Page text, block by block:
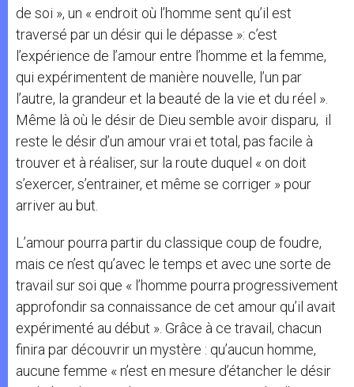
de soi », un « endroit où l’homme sent qu’il est
traversé par un désir qui le dépasse »: c’est
l’expérience de l’amour entre l’homme et la femme,
qui expérimentent de manière nouvelle, l’un par
l’autre, la grandeur et la beauté de la vie et du réel ».
Même là où le désir de Dieu semble avoir disparu, il
reste le désir d’un amour vrai et total, pas facile à
trouver et à réaliser, sur la route duquel « on doit
s’exercer, s’entrainer, et même se corriger » pour
arriver au but.
L’amour pourra partir du classique coup de foudre,
mais ce n’est qu’avec le temps et avec une sorte de
travail sur soi que « l’homme pourra progressivement
approfondir sa connaissance de cet amour qu’il avait
expérimenté au début ». Grâce à ce travail, chacun
finira par découvrir un mystère : qu’aucun homme,
aucune femme « n’est en mesure d’étancher le désir